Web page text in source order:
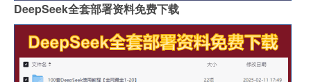
DeepSeek全套部署资料免费下载